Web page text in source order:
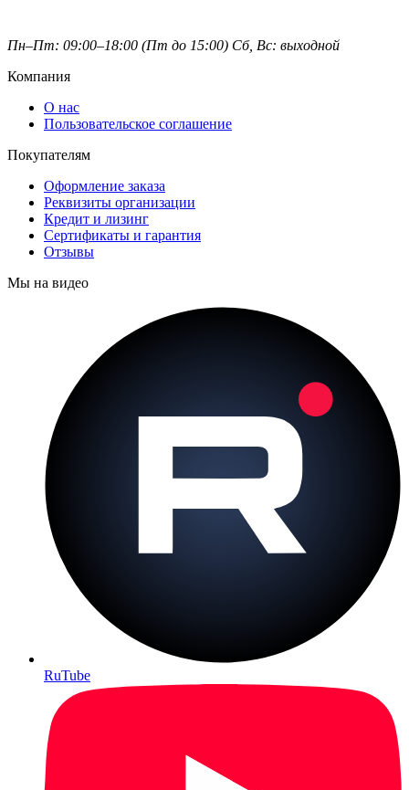
Пн–Пт: 09:00–18:00 (Пт до 15:00) Сб, Вс: выходной
Компания
О нас
Пользовательское соглашение
Покупателям
Оформление заказа
Реквизиты организации
Кредит и лизинг
Сертификаты и гарантия
Отзывы
Мы на видео
RuTube